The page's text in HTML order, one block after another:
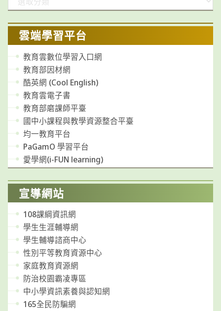
類
雲端學習平台
教育雲數位學習入口網
教育部因材網
酷英網 (Cool English)
教育雲電子書
教育部磨課師平臺
國中小課程與教學資源整合平臺
均一教育平台
PaGamO 學習平台
愛學網(i-FUN learning)
宣導網站
108課綱資訊網
學生生涯輔導網
學生輔導諮商中心
性別平等教育資源中心
家庭教育資源網
防治校園霸凌專區
中小學資訊素養與認知網
165全民防騙網